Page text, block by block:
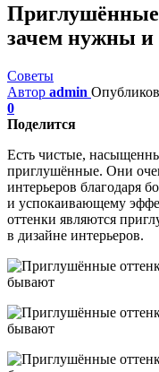
Приглушённые
зачем нужны
Советы
Автор admin
0
Поделится
Есть чистые,
приглушённые. Они
интерьеров благодаря
и успокаивающему
оттенки являются
в дизайне интерьеров.